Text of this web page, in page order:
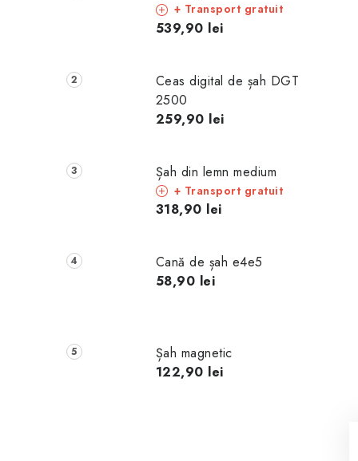
+ Transport gratuit
539,90 lei
Ceas digital de șah DGT
2500
259,90 lei
Șah din lemn medium
+ Transport gratuit
318,90 lei
Cană de șah e4e5
58,90 lei
Șah magnetic
122,90 lei